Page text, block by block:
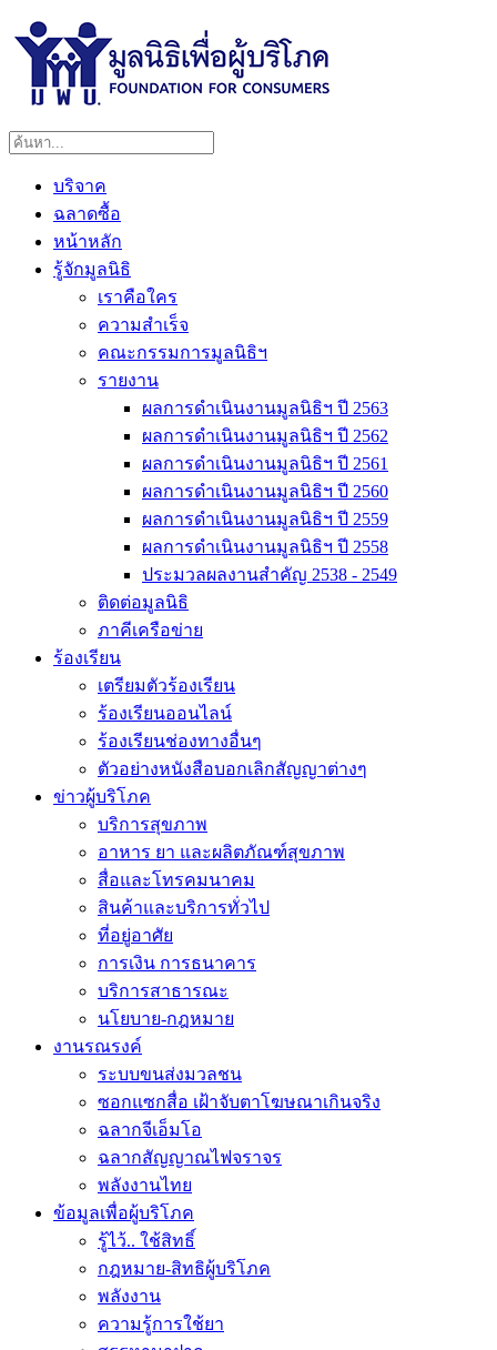
บริจาค
ฉลาดซื้อ
หน้าหลัก
รู้จักมูลนิธิ
เราคือใคร
ความสำเร็จ
คณะกรรมการมูลนิธิฯ
รายงาน
ผลการดำเนินงานมูลนิธิฯ ปี 2563
ผลการดำเนินงานมูลนิธิฯ ปี 2562
ผลการดำเนินงานมูลนิธิฯ ปี 2561
ผลการดำเนินงานมูลนิธิฯ ปี 2560
ผลการดำเนินงานมูลนิธิฯ ปี 2559
ผลการดำเนินงานมูลนิธิฯ ปี 2558
ประมวลผลงานสำคัญ 2538 - 2549
ติดต่อมูลนิธิ
ภาคีเครือข่าย
ร้องเรียน
เตรียมตัวร้องเรียน
ร้องเรียนออนไลน์
ร้องเรียนช่องทางอื่นๆ
ตัวอย่างหนังสือบอกเลิกสัญญาต่างๆ
ข่าวผู้บริโภค
บริการสุขภาพ
อาหาร ยา และผลิตภัณฑ์สุขภาพ
สื่อและโทรคมนาคม
สินค้าและบริการทั่วไป
ที่อยู่อาศัย
การเงิน การธนาคาร
บริการสาธารณะ
นโยบาย-กฎหมาย
งานรณรงค์
ระบบขนส่งมวลชน
ซอกแซกสื่อ เฝ้าจับตาโฆษณาเกินจริง
ฉลากจีเอ็มโอ
ฉลากสัญญาณไฟจราจร
พลังงานไทย
ข้อมูลเพื่อผู้บริโภค
รู้ไว้.. ใช้สิทธิ์
กฎหมาย-สิทธิผู้บริโภค
พลังงาน
ความรู้การใช้ยา